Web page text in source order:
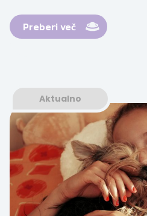
Preberi več
Aktualno